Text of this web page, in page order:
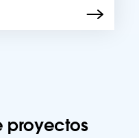
proyectos